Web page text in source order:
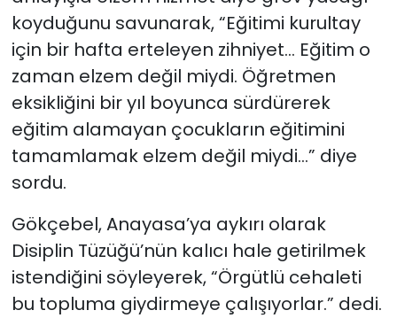
koyduğunu savunarak, “Eğitimi kurultay
için bir hafta erteleyen zihniyet… Eğitim o
zaman elzem değil miydi. Öğretmen
eksikliğini bir yıl boyunca sürdürerek
eğitim alamayan çocukların eğitimini
tamamlamak elzem değil miydi…” diye
sordu.
Gökçebel, Anayasa’ya aykırı olarak
Disiplin Tüzüğü’nün kalıcı hale getirilmek
istendiğini söyleyerek, “Örgütlü cehaleti
bu topluma giydirmeye çalışıyorlar.” dedi.